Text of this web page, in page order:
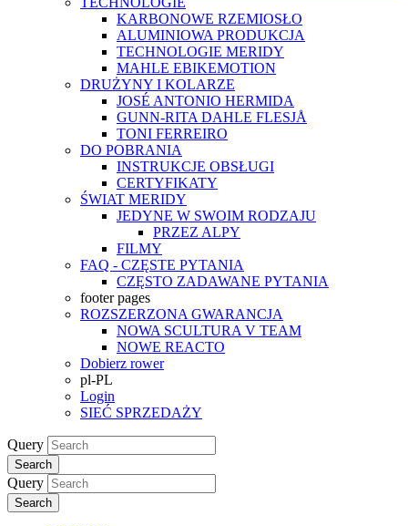
KARBONOWE RZEMIOSŁO
ALUMINIOWA PRODUKCJA
TECHNOLOGIE MERIDY
MAHLE EBIKEMOTION
DRUŻYNY I KOLARZE
JOSÉ ANTONIO HERMIDA
GUNN-RITA DAHLE FLESJÅ
TONI FERREIRO
DO POBRANIA
INSTRUKCJE OBSŁUGI
CERTYFIKATY
ŚWIAT MERIDY
JEDYNE W SWOIM RODZAJU
PRZEZ ALPY
FILMY
FAQ - CZĘSTE PYTANIA
CZĘSTO ZADAWANE PYTANIA
footer pages
ROZSZERZONA GWARANCJA
NOWA SCULTURA V TEAM
NOWE REACTO
Dobierz rower
pl-PL
Login
SIEĆ SPRZEDAŻY
Query
Search
Query
Search